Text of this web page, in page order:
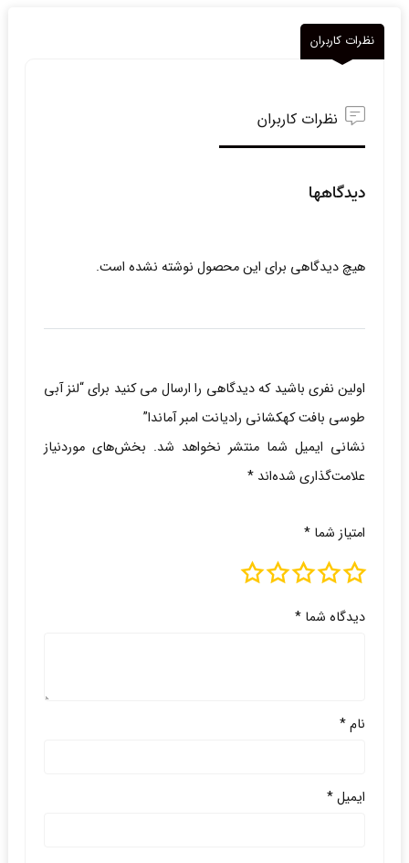
نظرات کاربران
نظرات کاربران
دیدگاهها
هیچ دیدگاهی برای این محصول نوشته نشده است.
اولین نفری باشید که دیدگاهی را ارسال می کنید برای “لنز آبی
طوسی بافت کهکشانی رادیانت امبر آماندا”
نشانی ایمیل شما منتشر نخواهد شد. بخش‌های موردنیاز
علامت‌گذاری شده‌اند *
امتیاز شما *
دیدگاه شما *
نام*
ایمیل*